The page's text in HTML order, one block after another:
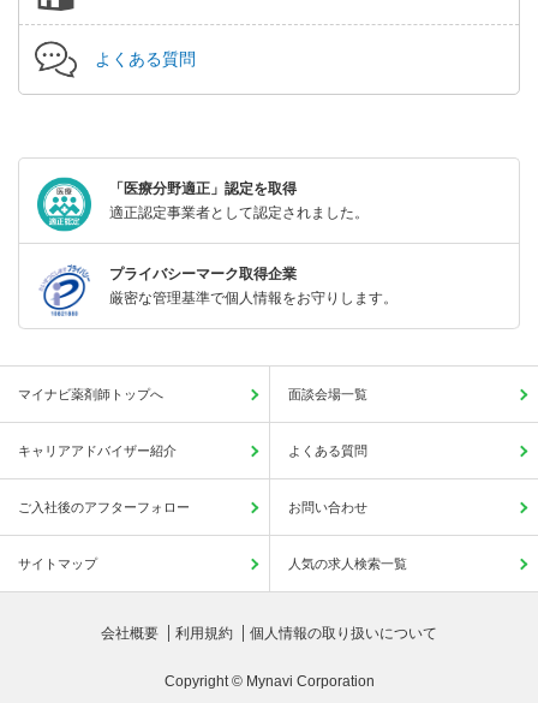
よくある質問
「医療分野適正」認定を取得
適正認定事業者として認定されました。
プライバシーマーク取得企業
厳密な管理基準で個人情報をお守りします。
マイナビ薬剤師トップへ 面談会場一覧
キャリアアドバイザー紹介 よくある質問
ご入社後のアフターフォロー お問い合わせ
サイトマップ 人気の求人検索一覧
会社概要 利用規約 個人情報の取り扱いについて
Copyright © Mynavi Corporation